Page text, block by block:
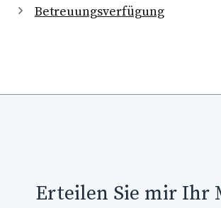
Betreuungsverfügung
Erteilen Sie mir Ihr